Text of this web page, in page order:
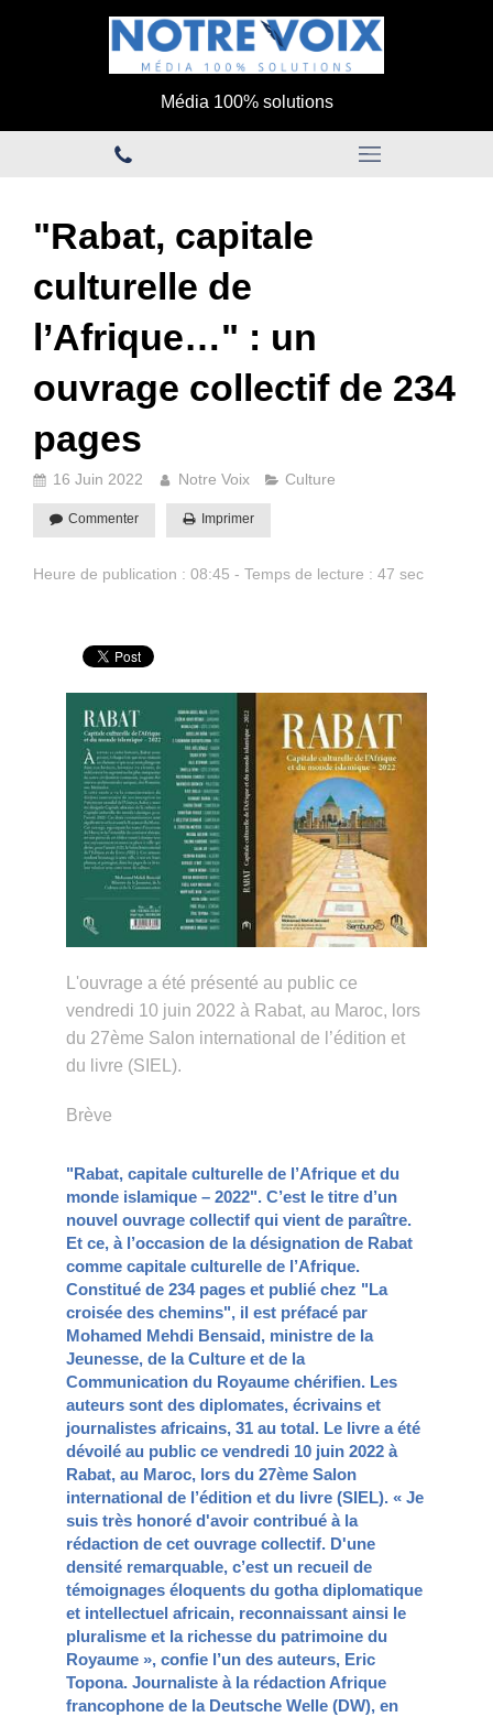
Média 100% solutions
"Rabat, capitale
culturelle de
l’Afrique…" : un
ouvrage collectif de 234
pages
16 Juin 2022 Notre Voix Culture
Commenter Imprimer
Heure de publication : 08:45 - Temps de lecture : 47 sec
L'ouvrage a été présenté au public ce
vendredi 10 juin 2022 à Rabat, au Maroc, lors
du 27ème Salon international de l’édition et
du livre (SIEL).
Brève
"Rabat, capitale culturelle de l’Afrique et du
monde islamique – 2022". C’est le titre d’un
nouvel ouvrage collectif qui vient de paraître.
Et ce, à l’occasion de la désignation de Rabat
comme capitale culturelle de l’Afrique.
Constitué de 234 pages et publié chez "La
croisée des chemins", il est préfacé par
Mohamed Mehdi Bensaid, ministre de la
Jeunesse, de la Culture et de la
Communication du Royaume chérifien. Les
auteurs sont des diplomates, écrivains et
journalistes africains, 31 au total. Le livre a été
dévoilé au public ce vendredi 10 juin 2022 à
Rabat, au Maroc, lors du 27ème Salon
international de l’édition et du livre (SIEL). « Je
suis très honoré d'avoir contribué à la
rédaction de cet ouvrage collectif. D'une
densité remarquable, c’est un recueil de
témoignages éloquents du gotha diplomatique
et intellectuel africain, reconnaissant ainsi le
pluralisme et la richesse du patrimoine du
Royaume », confie l’un des auteurs, Eric
Topona. Journaliste à la rédaction Afrique
francophone de la Deutsche Welle (DW), en